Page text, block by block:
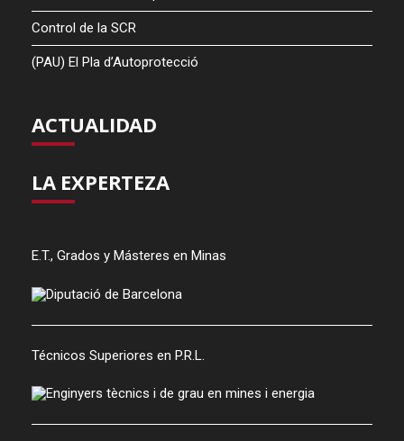
Control de la SCR
(PAU) El Pla d’Autoprotecció
ACTUALIDAD
LA EXPERTEZA
E.T., Grados y Másteres en Minas
Técnicos Superiores en P.R.L.